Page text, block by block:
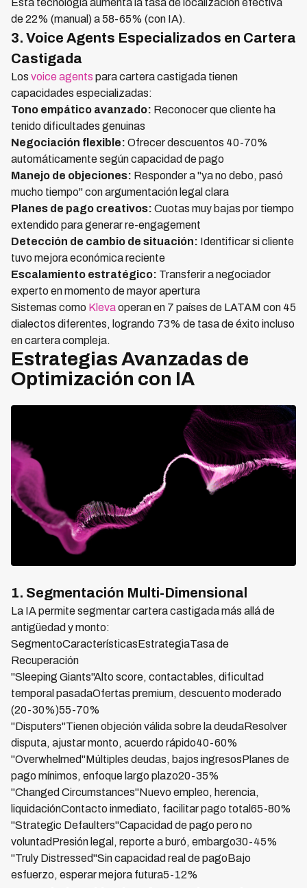
Esta tecnología aumenta la tasa de localización efectiva
de 22% (manual) a 58-65% (con IA).
3. Voice Agents Especializados en Cartera
Castigada
Los voice agents para cartera castigada tienen
capacidades especializadas:
Tono empático avanzado: Reconocer que cliente ha
tenido dificultades genuinas
Negociación flexible: Ofrecer descuentos 40-70%
automáticamente según capacidad de pago
Manejo de objeciones: Responder a "ya no debo, pasó
mucho tiempo" con argumentación legal clara
Planes de pago creativos: Cuotas muy bajas por tiempo
extendido para generar re-engagement
Detección de cambio de situación: Identificar si cliente
tuvo mejora económica reciente
Escalamiento estratégico: Transferir a negociador
experto en momento de mayor apertura
Sistemas como Klevaoperan en 7 países de LATAM con 45
dialectos diferentes, logrando 73% de tasa de éxito incluso
en cartera compleja.
Estrategias Avanzadas de
Optimización con IA
1. Segmentación Multi-Dimensional
La IA permite segmentar cartera castigada más allá de
antigüedad y monto:
SegmentoCaracterísticasEstrategiaTasa de
Recuperación
"Sleeping Giants"Alto score, contactables, dificultad
temporal pasadaOfertas premium, descuento moderado
(20-30%)55-70%
"Disputers"Tienen objeción válida sobre la deudaResolver
disputa, ajustar monto, acuerdo rápido40-60%
"Overwhelmed"Múltiples deudas, bajos ingresosPlanes de
pago mínimos, enfoque largo plazo20-35%
"Changed Circumstances"Nuevo empleo, herencia,
liquidaciónContacto inmediato, facilitar pago total65-80%
"Strategic Defaulters"Capacidad de pago pero no
voluntadPresión legal, reporte a buró, embargo30-45%
"Truly Distressed"Sin capacidad real de pagoBajo
esfuerzo, esperar mejora futura5-12%